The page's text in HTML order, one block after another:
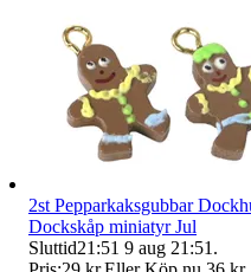
2st Pepparkaksgubbar
Dockskåp miniatyr Jul
Sluttid21:51 9 aug 21:51 .